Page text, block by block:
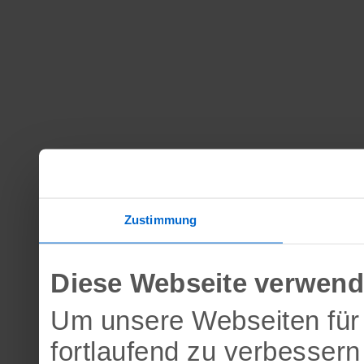
Zustimmung
Diese Webseite
Um unsere Webseiten
fortlaufend zu